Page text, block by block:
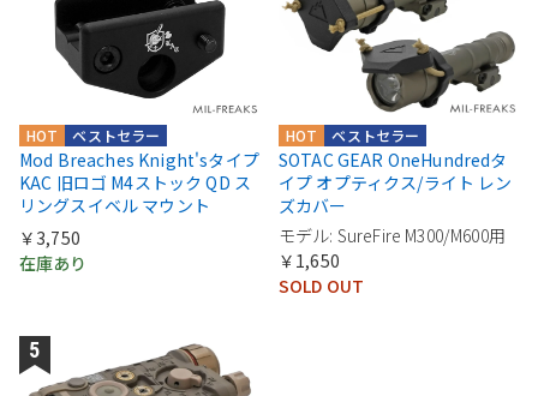
ベストセラー
HOT
Mod Breaches Knight'sタイプ
KAC 旧ロゴ M4ストック QD ス
リングスイベル マウント
￥3,750
在庫あり
ベストセラー
HOT
SOTAC GEAR OneHundredタ
イプ オプティクス/ライト レン
ズカバー
モデル: SureFire M300/M600用
￥1,650
SOLD OUT